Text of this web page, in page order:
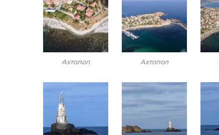
Ахтопол Ахтопол